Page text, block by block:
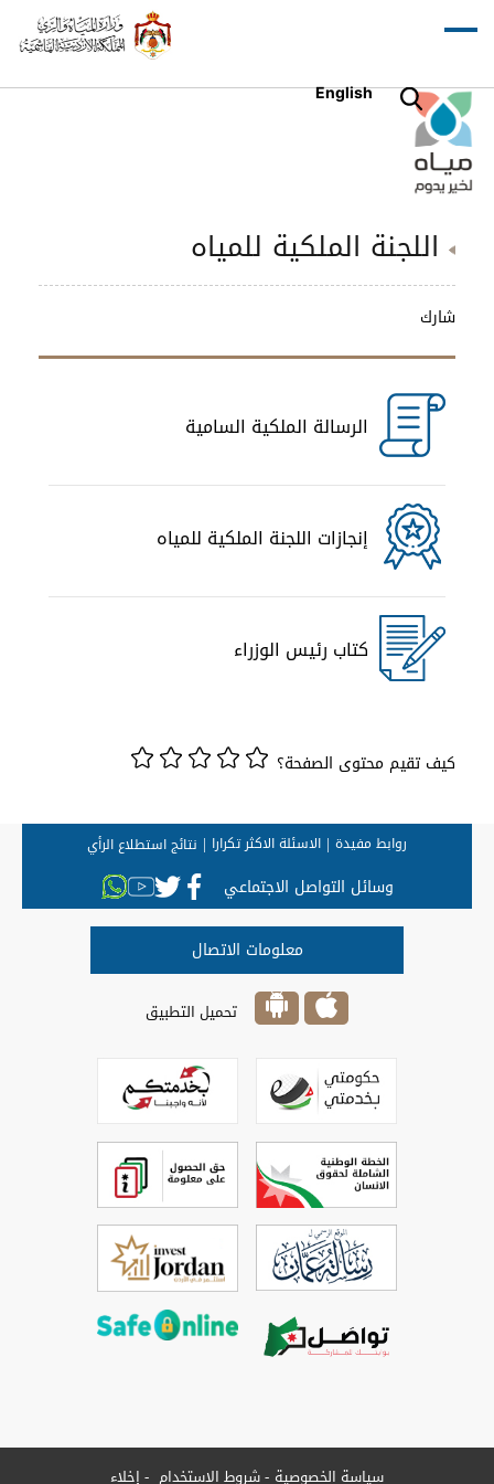
English
اللجنة الملكية للمياه
شارك
الرسالة الملكية السامية
إنجازات اللجنة الملكية للمياه
كتاب رئيس الوزراء
كيف تقيم محتوى الصفحة؟
روابط مفيدة الاسئلة الاكثر تكرارا نتائج استطلاع الرأي
وسائل التواصل الاجتماعي
معلومات الاتصال
تحميل التطبيق
سياسة الخصوصية شروط الاستخدام إخلاء